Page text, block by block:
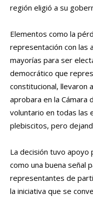
región eligió a su
Elementos como la
representación con las
mayorías para ser
democrático que
constitucional, llevaron
aprobara en la
voluntario en todas las
plebiscitos, pero
La decisión tuvo
como una buena señal
representantes de
la iniciativa que se